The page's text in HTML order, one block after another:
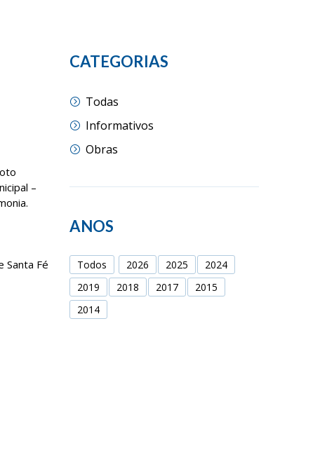
–
Santa Fé
CATEGORIAS
Todas
Informativos
Obras
ANOS
Todos 2026 2025
2024
2019
2018 2017
2015
2014